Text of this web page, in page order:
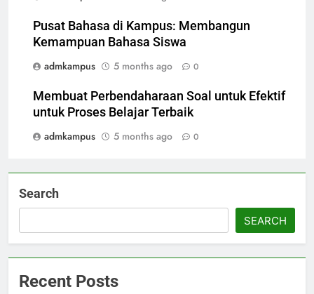
Pusat Bahasa di Kampus: Membangun
Kemampuan Bahasa Siswa
admkampus
5 months ago 0
Membuat Perbendaharaan Soal untuk Efektif
untuk Proses Belajar Terbaik
admkampus
5 months ago 0
Search
SEARCH
Recent Posts